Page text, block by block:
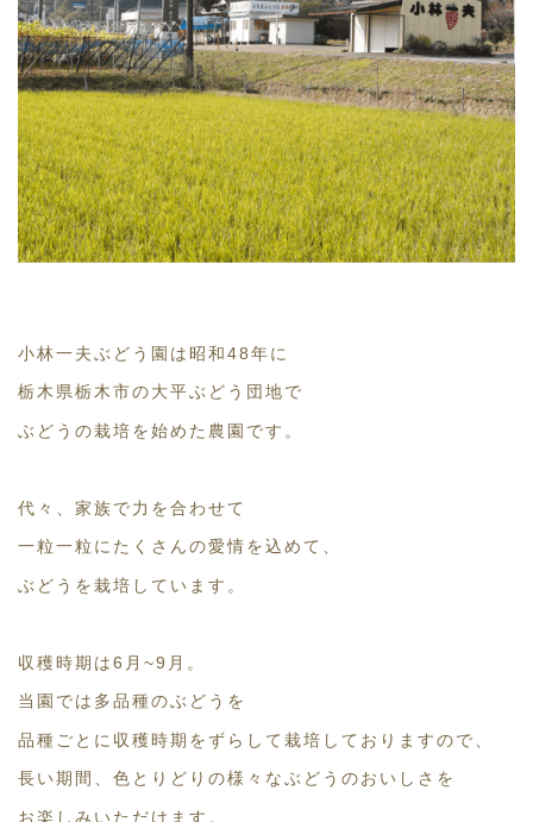
小林一夫ぶどう園は昭和48年に
栃木県栃木市の大平ぶどう団地で
ぶどうの栽培を始めた農園です。
代々、家族で力を合わせて
一粒一粒にたくさんの愛情を込めて、
ぶどうを栽培しています。
収穫時期は6月~9月。
当園では多品種のぶどうを
品種ごとに収穫時期をずらして栽培しておりますので、
長い期間、色とりどりの様々なぶどうのおいしさを
お楽しみいただけます。